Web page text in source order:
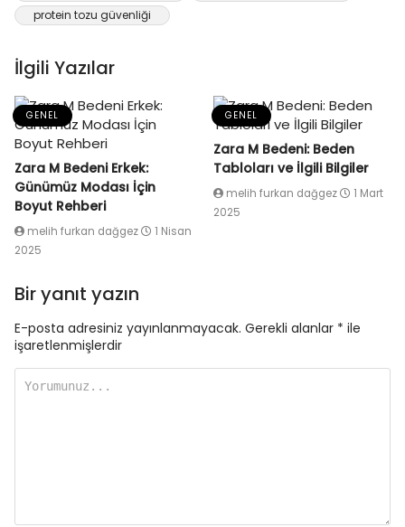
protein tozu güvenliği
İlgili Yazılar
GENEL
Zara M Bedeni Erkek:
Günümüz Modası İçin
Boyut Rehberi
melih furkan dağgez
1 Nisan
2025
GENEL
Zara M Bedeni: Beden
Tabloları ve İlgili Bilgiler
melih furkan dağgez
1 Mart
2025
Bir yanıt yazın
E-posta adresiniz yayınlanmayacak. Gerekli alanlar * ile
işaretlenmişlerdir